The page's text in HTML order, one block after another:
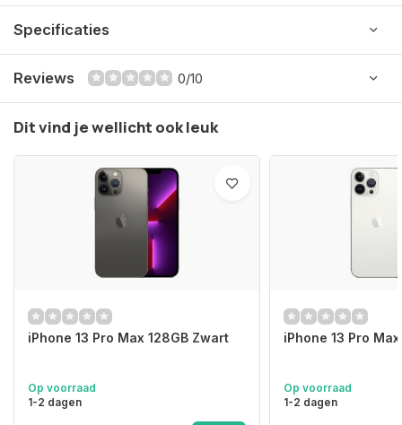
Specificaties
Reviews 0/10
Dit vind je wellicht ook leuk
iPhone 13 Pro Max 128GB Zwart
Op voorraad
1-2 dagen
iPhone 13 Pro
Op voorraad
1-2 dagen